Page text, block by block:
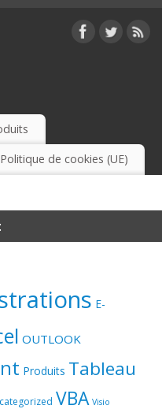
Politique de cookies (UE)
E-
OUTLOOK
Produits Tableau
VBA Visio